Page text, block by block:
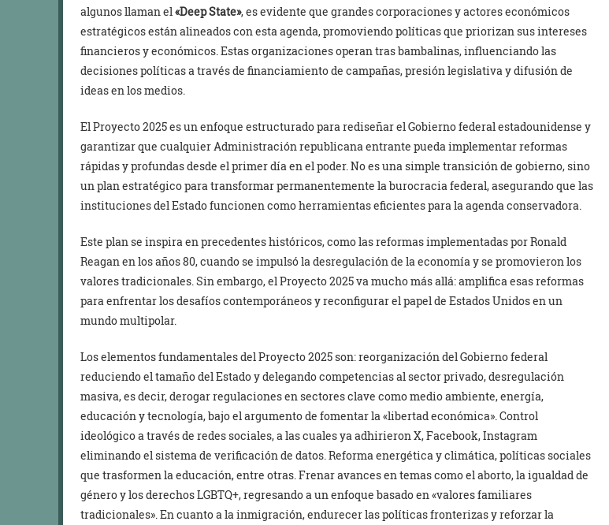
algunos llaman el«Deep State», es evidente que grandes corporaciones y actores económicos
estratégicos están alineados con esta agenda, promoviendo políticas que priorizan sus intereses
financieros y económicos. Estas organizaciones operan tras bambalinas, influenciando las
decisiones políticas a través de financiamiento de campañas, presión legislativa y difusión de
ideas en los medios.
El Proyecto 2025 es un enfoque estructurado para rediseñar el Gobierno federal estadounidense y
garantizar que cualquier Administración republicana entrante pueda implementar reformas
rápidas y profundas desde el primer día en el poder. No es una simple transición de gobierno, sino
un plan estratégico para transformar permanentemente la burocracia federal, asegurando que las
instituciones del Estado funcionen como herramientas eficientes para la agenda conservadora.
Este plan se inspira en precedentes históricos, como las reformas implementadas por Ronald
Reagan en los años 80, cuando se impulsó la desregulación de la economía y se promovieron los
valores tradicionales. Sin embargo, el Proyecto 2025 va mucho más allá: amplifica esas reformas
para enfrentar los desafíos contemporáneos y reconfigurar el papel de Estados Unidos en un
mundo multipolar.
Los elementos fundamentales del Proyecto 2025 son: reorganización del Gobierno federal
reduciendo el tamaño del Estado y delegando competencias al sector privado, desregulación
masiva, es decir, derogar regulaciones en sectores clave como medio ambiente, energía,
educación y tecnología, bajo el argumento de fomentar la «libertad económica». Control
ideológico a través de redes sociales, a las cuales ya adhirieron X, Facebook, Instagram
eliminando el sistema de verificación de datos. Reforma energética y climática, políticas sociales
que trasformen la educación, entre otras. Frenar avances en temas como el aborto, la igualdad de
género y los derechos LGBTQ+, regresando a un enfoque basado en «valores familiares
tradicionales». En cuanto a la inmigración, endurecer las políticas fronterizas y reforzar la